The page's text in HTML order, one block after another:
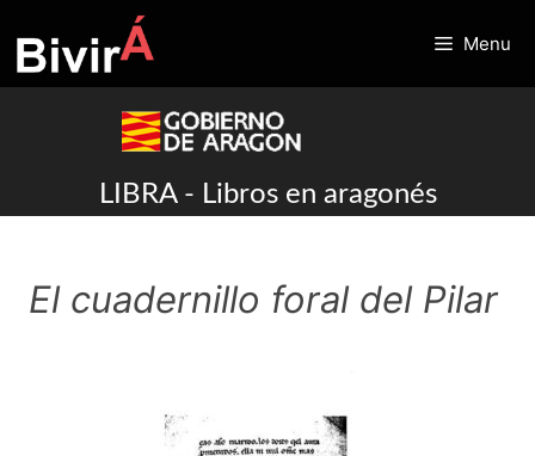
to
content
Menu
LIBRA - Libros en aragonés
El cuadernillo foral del Pilar